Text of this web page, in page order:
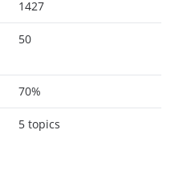
1427
50
70%
5 topics